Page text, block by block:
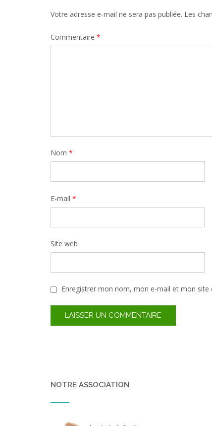
Votre adresse e-mail ne sera pas publiée. Les
Commentaire *
Nom *
E-mail *
Site web
Enregistrer mon nom, mon e-mail et mon
NOTRE ASSOCIATION